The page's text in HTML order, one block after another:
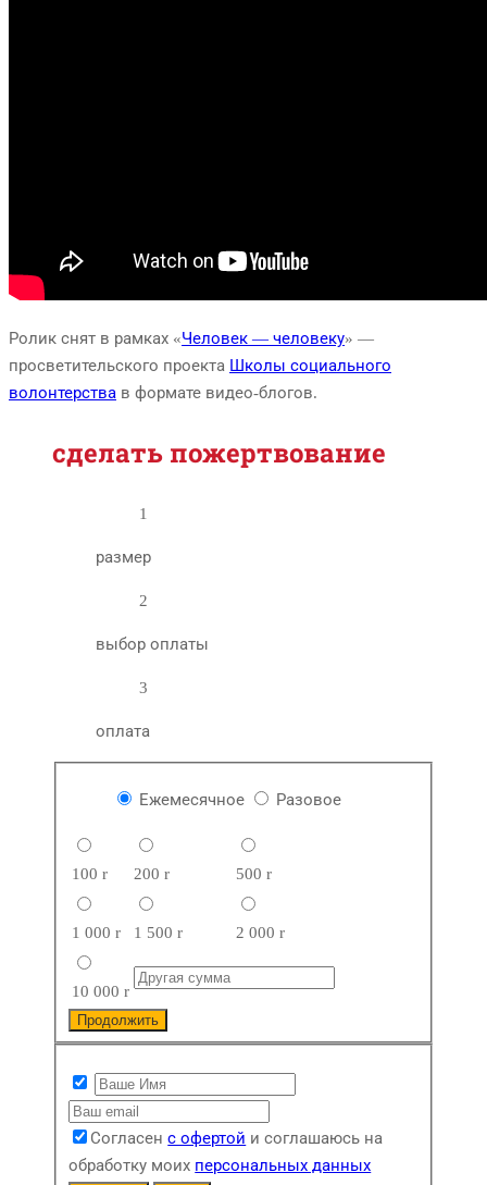
Ролик снят в рамках «Человек — человеку» —
просветительского проекта Школы социального
волонтерства в формате видео-блогов.
сделать пожертвование
1
размер
2
выбор оплаты
3
оплата
Ежемесячное Разовое
100r 200r 500r
1 000r 1 500r 2 000r
10 000r
Продолжить
Согласенс офертой
обработку моих персональных данных